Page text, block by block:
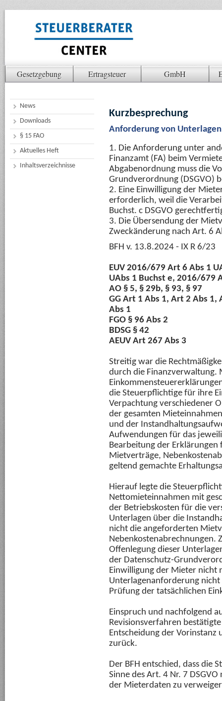
Gesetzgebung Ertragsteuer GmbH
News
Downloads
§ 15 FAO
Aktuelles Heft
Inhaltsverzeichnisse
Kurzbesprechung
Anforderung von
1. Die Anforderung unter
Finanzamt (FA) beim
Abgabenordnung muss die
Grundverordnung (DSGVO)
2. Eine Einwilligung der
erforderlich, weil die
Buchst. c DSGVO
3. Die Übersendung der
Zweckänderung nach Art. 6
BFH v. 13.8.2024 - IX R 6/23
EUV 2016/679 Art 6 Abs 1
UAbs 1 Buchst e, 2016/679
AO § 5, § 29b, § 93, § 97
GG Art 1 Abs 1, Art 2 Abs
Abs 1
FGO § 96 Abs 2
BDSG § 42
AEUV Art 267 Abs 3
Streitig war die
durch die Finanzverwaltung.
die Steuerpflichtige für ihre
Verpachtung verschiedener
der gesamten
und der
Aufwendungen für das
Bearbeitung der Erklärungen
Mietverträge,
geltend gemachte
Hierauf legte die
Nettomieteinnahmen mit
der Betriebskosten für die
Unterlagen über die
nicht die angeforderten
Nebenkostenabrechnungen.
Offenlegung dieser
der Datenschutz-
Einwilligung der Mieter nicht
Unterlagenanforderung
Prüfung der tatsächlichen
Einspruch und nachfolgend
Revisionsverfahren
Entscheidung der Vorinstanz
zurück.
Der BFH entschied, dass die
Sinne des Art. 4 Nr. 7
der Mieterdaten zu